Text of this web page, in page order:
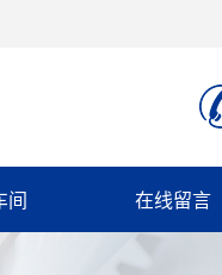
间 在线留言